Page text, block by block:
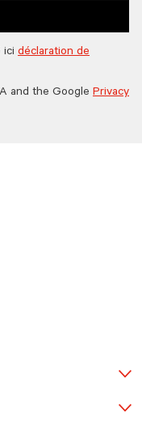
ici déclaration de
and the Google Privacy